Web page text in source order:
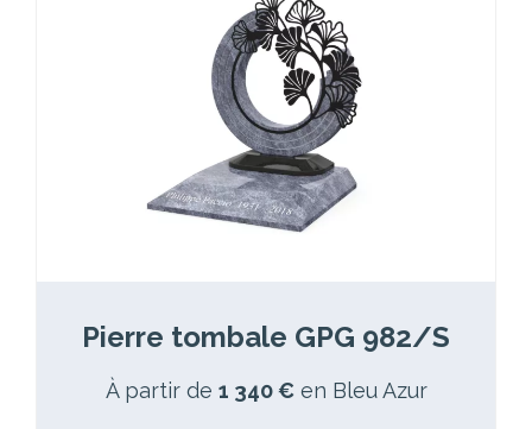
Pierre tombale GPG 982/S
À partir de 1 340 € en Bleu Azur